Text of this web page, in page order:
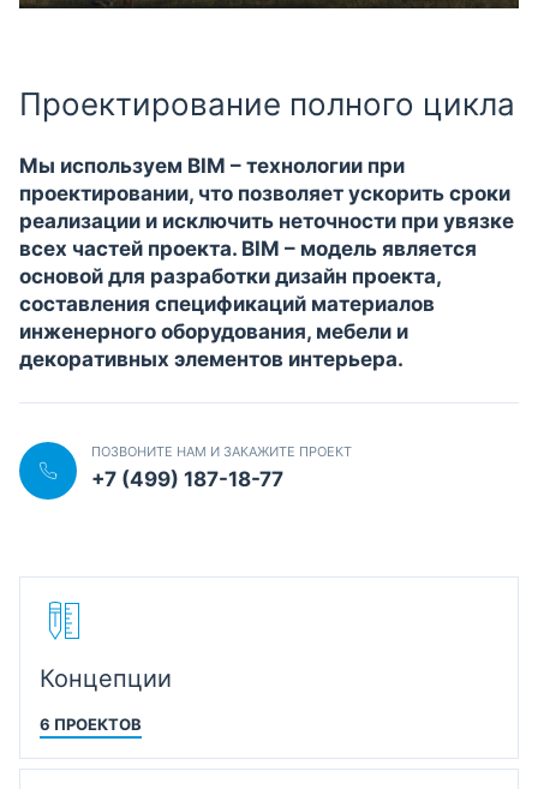
Проектирование полного цикла
Мы используем BIM – технологии при
проектировании, что позволяет ускорить сроки
реализации и исключить неточности при увязке
всех частей проекта. BIM – модель является
основой для разработки дизайн проекта,
составления спецификаций материалов
инженерного оборудования, мебели и
декоративных элементов интерьера.
ПОЗВОНИТЕ НАМ И ЗАКАЖИТЕ ПРОЕКТ
+7 (499) 187-18-77
Концепции
6 ПРОЕКТОВ